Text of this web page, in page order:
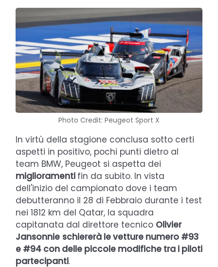
Photo Credit: Peugeot Sport X
In virtù della stagione conclusa sotto certi
aspetti in positivo, pochi punti dietro al
team BMW, Peugeot si aspetta dei
miglioramenti fin da subito. In vista
dell'inizio del campionato dove i team
debutteranno il 28 di Febbraio durante i test
nei 1812 km del Qatar, la squadra
capitanata dal direttore tecnico Olivier
Jansonnie schiererà le vetture numero #93
e #94 con delle piccole modifiche tra i piloti
partecipanti.